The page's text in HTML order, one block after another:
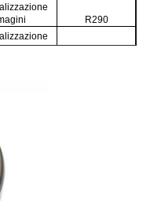
R290
R2900LC-3